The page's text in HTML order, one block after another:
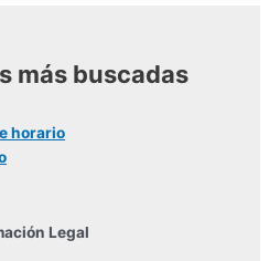
más buscadas
horario
Legal